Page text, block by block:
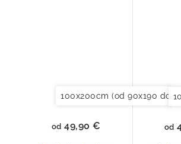
100x200cm (od 90x190 do
od 49,90 € od